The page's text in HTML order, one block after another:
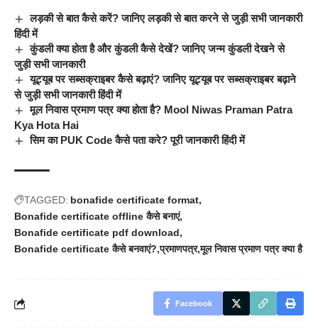
लड़की से बात कैसे करें? जानिए लड़की से बात करने से जुड़ी सभी जानकारी
हिंदी में
कुंडली क्या होता है और कुंडली कैसे देखें? जानिए जन्म कुंडली देखने से
जुड़ी सभी जानकारी
यूट्यूब पर सब्सक्राइबर कैसे बढ़ाएं? जानिए यूट्यूब पर सब्सक्राइबर बढ़ाने
से जुड़ी सभी जानकारी हिंदी में
मूल निवास प्रमाण पत्र क्या होता है? Mool Niwas Praman Patra
Kya Hota Hai
सिम का PUK Code कैसे पता करे? पूरी जानकारी हिंदी में
TAGGED: bonafide certificate format
Bonafide certificate offline कैसे बनाएं
Bonafide certificate pdf download
Bonafide certificate कैसे बनवाएं? प्रमाणपत्र मूल निवास प्रमाण पत्र क्या है
Facebook